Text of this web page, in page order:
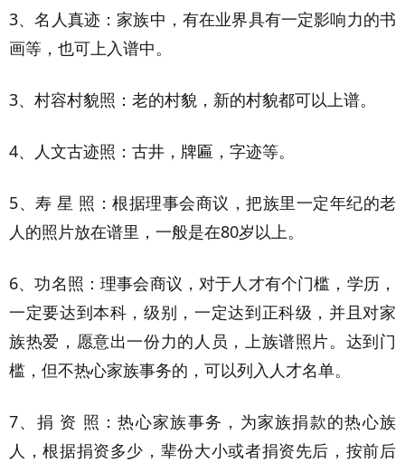
3、名人真迹：家族中，有在业界具有一定影响力的书
画等，也可上入谱中。
3、村容村貌照：老的村貌，新的村貌都可以上谱。
4、人文古迹照：古井，牌匾，字迹等。
5、寿 星 照：根据理事会商议，把族里一定年纪的老
人的照片放在谱里，一般是在80岁以上。
6、功名照：理事会商议，对于人才有个门槛，学历，
一定要达到本科，级别，一定达到正科级，并且对家
族热爱，愿意出一份力的人员，上族谱照片。达到门
槛，但不热心家族事务的，可以列入人才名单。
7、捐 资 照：热心家族事务，为家族捐款的热心族
人，根据捐资多少，辈份大小或者捐资先后，按前后